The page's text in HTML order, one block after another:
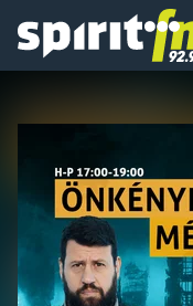
Spirit